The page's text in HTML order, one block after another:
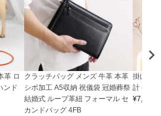
革 ロ
ンド
クラッチバッグ メンズ 牛革 本革
シボ加工 A5収納 祝儀袋 冠婚葬祭
結婚式 ループ革紐 フォーマル セ
カンドバッグ 4FB
掛け時
計
¥7,150